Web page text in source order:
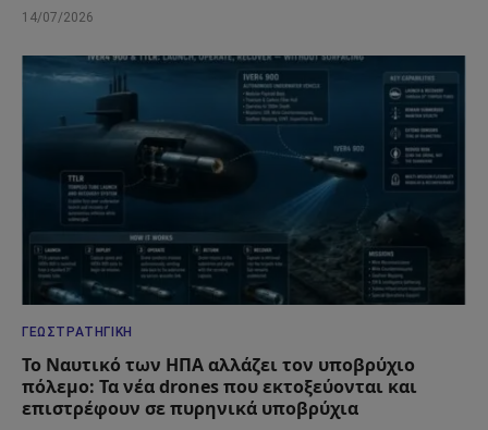
14/07/2026
ΓΕΩΣΤΡΑΤΗΓΙΚΉ
Το Ναυτικό των ΗΠΑ αλλάζει τον υποβρύχιο
πόλεμο: Τα νέα drones που εκτοξεύονται και
επιστρέφουν σε πυρηνικά υποβρύχια